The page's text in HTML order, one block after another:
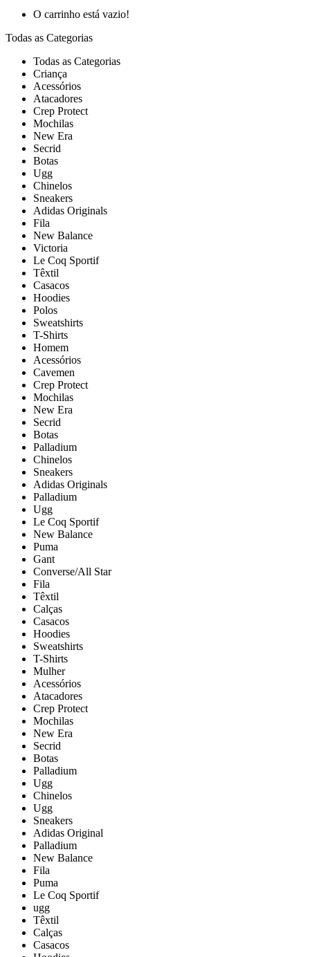
O carrinho está vazio!
Todas as Categorias
Todas as Categorias
Criança
Acessórios
Atacadores
Crep Protect
Mochilas
New Era
Secrid
Botas
Ugg
Chinelos
Sneakers
Adidas Originals
Fila
New Balance
Victoria
Le Coq Sportif
Têxtil
Casacos
Hoodies
Polos
Sweatshirts
T-Shirts
Homem
Acessórios
Cavemen
Crep Protect
Mochilas
New Era
Secrid
Botas
Palladium
Chinelos
Sneakers
Adidas Originals
Palladium
Ugg
Le Coq Sportif
New Balance
Puma
Gant
Converse/All Star
Fila
Têxtil
Calças
Casacos
Hoodies
Sweatshirts
T-Shirts
Mulher
Acessórios
Atacadores
Crep Protect
Mochilas
New Era
Secrid
Botas
Palladium
Ugg
Chinelos
Ugg
Sneakers
Adidas Original
Palladium
New Balance
Fila
Puma
Le Coq Sportif
ugg
Têxtil
Calças
Casacos